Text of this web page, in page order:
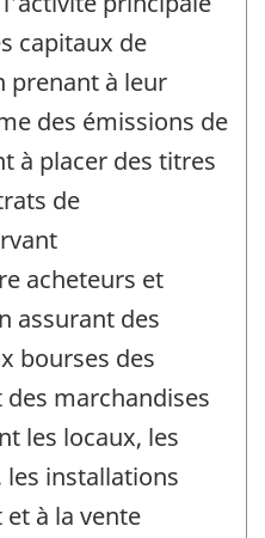
capitaux de
prenant à leur
des émissions de
à placer des titres
de
acheteurs et
assurant des
bourses des
marchandises
les locaux, les
les installations
à la vente